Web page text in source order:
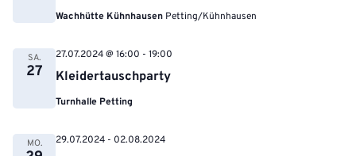
Wachhütte Kühnhausen Petting/Kühnhausen
SA.
27 Kleidertauschparty
27.07.2024 @ 16:00 - 19:00
Turnhalle Petting
MO. 29.07.2024 - 02.08.2024